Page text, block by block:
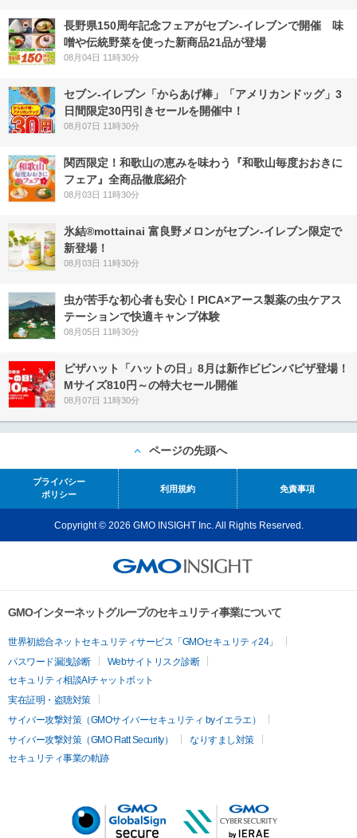
長野県150周年記念フェアがセブン-イレブンで開催 味
噌や伝統野菜を使った新商品21品が登場
08月04日 11時30分
セブン‐イレブン「からあげ棒」「アメリカンドッグ」3
日間限定30円引きセールを開催中！
08月07日 11時30分
関西限定！和歌山の恵みを味わう『和歌山毎度おおきに
フェア』全商品徹底紹介
08月03日 11時30分
氷結®mottainai 富良野メロンがセブン‐イレブン限定で
新登場！
08月03日 11時30分
虫が苦手な初心者も安心！PICA×アース製薬の虫ケアス
テーションで快適キャンプ体験
08月05日 11時30分
ピザハット「ハットの日」8月は新作ビビンバピザ登場！
Mサイズ810円～の特大セール開催
08月07日 11時30分
ページの先頭へ
プライバシー
ポリシー
利用規約 免責事項
Copyright © 2026 GMO INSIGHT Inc. All Rights Reserved.
GMOインターネットグループのセキュリティ事業について
世界初総合ネットセキュリティサービス「GMOセキュリティ24」
パスワード漏洩診断
Webサイトリスク診断
セキュリティ相談AIチャットボット
実在証明・盗聴対策
サイバー攻撃対策（GMOサイバーセキュリティ byイエラエ）
サイバー攻撃対策（GMO Flatt Security）
なりすまし対策
セキュリティ事業の軌跡